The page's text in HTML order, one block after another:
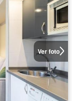
Ver foto